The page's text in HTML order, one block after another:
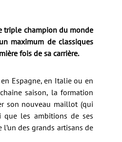
triple champion du monde
maximum de classiques
fois de sa carrière.
Espagne, en Italie ou en
saison, la formation
son nouveau maillot (qui
les ambitions de ses
des grands artisans de